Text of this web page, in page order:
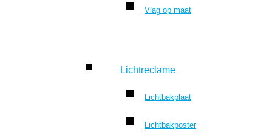
Vlag op maat
Lichtreclame
Lichtbakplaat
Lichtbakposter